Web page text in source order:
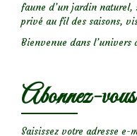
faune d’un jardin naturel,
privé au fil des saisons,
Bienvenue dans l’univers
Abonnez-
Saisissez votre adresse e-